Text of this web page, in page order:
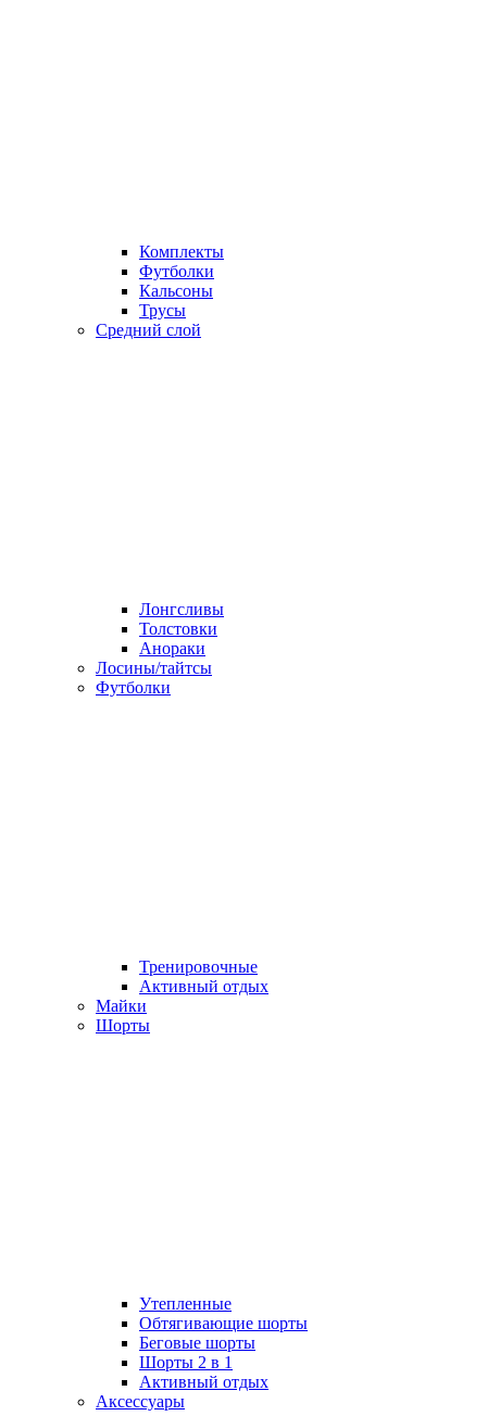
Комплекты
Футболки
Кальсоны
Трусы
Средний слой
Лонгсливы
Толстовки
Анораки
Лосины/тайтсы
Футболки
Тренировочные
Активный отдых
Майки
Шорты
Утепленные
Обтягивающие шорты
Беговые шорты
Шорты 2 в 1
Активный отдых
Аксессуары